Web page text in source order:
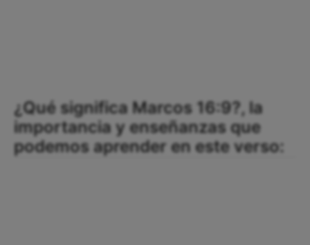
¿Qué significa Marcos 16:9?, la
importancia y enseñanzas que
podemos aprender en este verso: